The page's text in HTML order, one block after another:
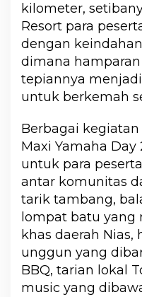
kilometer,
Resort para
dengan
dimana
tepiannya
untuk berkemah
Berbagai
Maxi Yamaha
untuk para
antar komunitas
tarik tambang,
lompat batu yang
khas daerah
unggun yang
BBQ, tarian lokal
music yang